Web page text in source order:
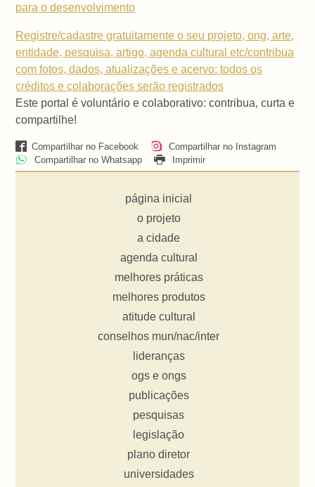
para o desenvolvimento
Registre/cadastre gratuitamente o seu projeto, ong, arte,
entidade, pesquisa, artigo, agenda cultural etc/contribua
com fotos, dados, atualizações e acervo: todos os
créditos e colaborações serão registrados
Este portal é voluntário e colaborativo: contribua, curta e
compartilhe!
Compartilhar no Facebook
Compartilhar no Instagram
Compartilhar no Whatsapp
Imprimir
página inicial
o projeto
a cidade
agenda cultural
melhores práticas
melhores produtos
atitude cultural
conselhos mun/nac/inter
lideranças
ogs e ongs
publicações
pesquisas
legislação
plano diretor
universidades